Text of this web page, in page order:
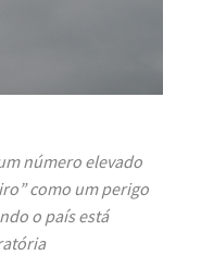
número elevado
como um perigo
o país está